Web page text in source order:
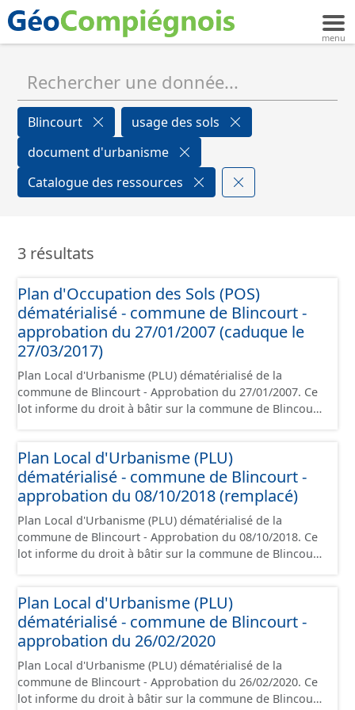
Blincourt
usage des sols
document d'urbanisme
Catalogue des ressources
3 résultats
Plan d'Occupation des Sols (POS)
dématérialisé - commune de Blincourt -
approbation du 27/01/2007 (caduque le
27/03/2017)
Plan Local d'Urbanisme (PLU) dématérialisé de la
commune de Blincourt - Approbation du 27/01/2007. Ce
lot informe du droit à bâtir sur la commune de Blincourt.
administratives, le rapport de présentation, le PADD, le
règlement (à l'exception des plans de zonages), les
annexes, les orientations d'aménagement et les données
géographiques. Malgré l'attention portée à la création
de ces données, il est rappelé que seuls les documents
papier font foi et sont opposables d'un point de vue
juridique.
Plan Local d'Urbanisme (PLU)
dématérialisé - commune de Blincourt -
approbation du 08/10/2018 (remplacé)
Plan Local d'Urbanisme (PLU) dématérialisé de la
commune de Blincourt - Approbation du 08/10/2018. Ce
lot informe du droit à bâtir sur la commune de Blincourt.
administratives, le rapport de présentation, le PADD, le
règlement (à l'exception des plans de zonages), les
annexes, les orientations d'aménagement et les données
géographiques. Malgré l'attention portée à la création
de ces données, il est rappelé que seuls les documents
papier font foi et sont opposables d'un point de vue
juridique.
Plan Local d'Urbanisme (PLU)
dématérialisé - commune de Blincourt -
approbation du 26/02/2020
Plan Local d'Urbanisme (PLU) dématérialisé de la
commune de Blincourt - Approbation du 26/02/2020. Ce
lot informe du droit à bâtir sur la commune de Blincourt.